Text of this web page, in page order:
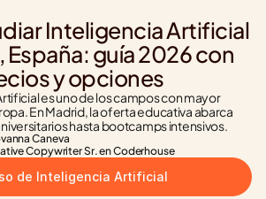
Inteligencia Artificial
España: guía 2026 con
y opciones
es uno de los campos con mayor
En Madrid, la oferta educativa abarca
hasta bootcamps intensivos.
Caneva
Copywriter Sr. en Coderhouse
de Inteligencia Artificial